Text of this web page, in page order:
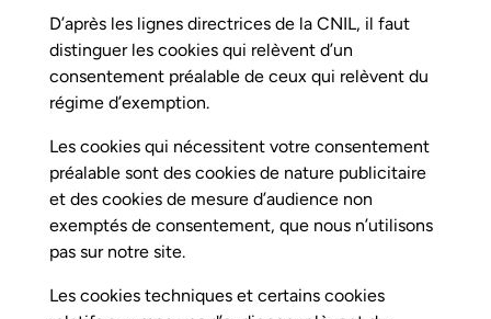
D’après les lignes directrices de la CNIL, il faut
distinguer les cookies qui relèvent d’un
consentement préalable de ceux qui relèvent du
régime d’exemption.
Les cookies qui nécessitent votre consentement
préalable sont des cookies de nature publicitaire
et des cookies de mesure d’audience non
exemptés de consentement, que nous n’utilisons
pas sur notre site.
Les cookies techniques et certains cookies